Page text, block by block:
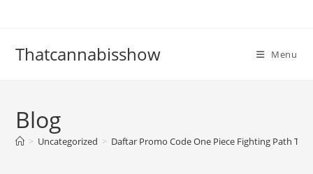
Thatcannabisshow Menu
Blog
> Uncategorized > Daftar Promo Code One Piece Fighting Path